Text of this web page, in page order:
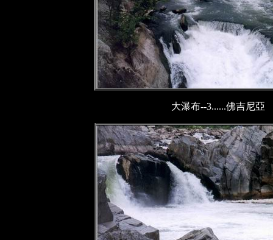
大瀑布--3......佛吉尼亞